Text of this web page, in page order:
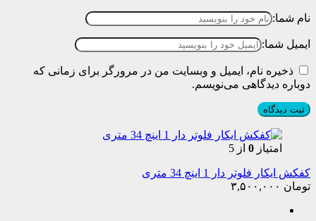
نام شما:
ایمیل شما:
ذخیره نام، ایمیل و وبسایت من در مرورگر برای زمانی که
دوباره دیدگاهی می‌نویسم.
امتیاز 0 از 5
کفکش ایکار فلوتر دار 1 اینچ 34 متری
تومان